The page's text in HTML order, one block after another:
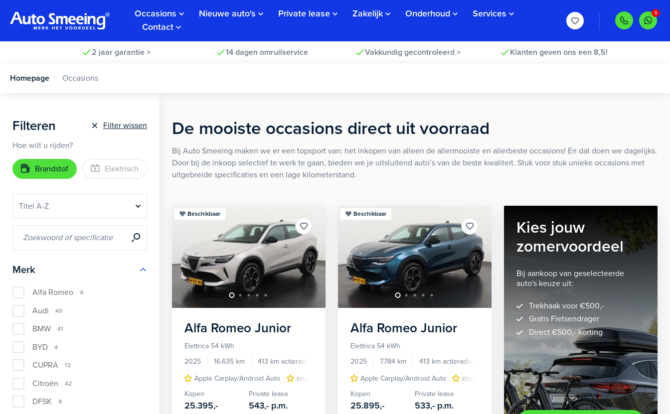
Occasions Nieuwe auto's Private lease Zakelijk Onderhoud
Services
Contact
2 jaar garantie > 14 dagen omruilservice Vakkundig gecontroleerd > Klanten geven ons een 8,5!
Homepage Occasions
Filteren
Filter wissen
Hoe wilt u rijden?
Brandstof Elektrisch
Merk
Alfa Romeo 4
Audi 45
BMW 41
BYD 4
CUPRA 12
Citroën 42
DFSK 9
De mooiste occasions direct uit voorraad
Bij Auto Smeeing maken we er een topsport van: het inkopen van alleen de allermooiste en allerbeste occasions! En dat doen we dagelijks.
Door bij de inkoop selectief te werk te gaan, bieden we je uitsluitend auto’s van de beste kwaliteit. Stuk voor stuk unieke occasions met
uitgebreide specificaties en een lage kilometerstand.
Beschikbaar
Alfa Romeo Junior
Elettrica 54 kWh
2025
16.635 km 413 km actieradius
Elektrisch
Apple Carplay/Android Auto
cruise control adaptief LED koplampen lichtmetalen velgen 5-spaaks 18"
volledig digitaal
Kopen
25.395,-
Private lease
543,- p.m.
Beschikbaar
Alfa Romeo Junior
Elettrica 54 kWh
2025
7.784 km 413 km actieradius
Elektrisch
Apple Carplay/Android Auto
cruise control adaptief LED koplampen
lichtmetalen
Kopen
25.895,-
Private lease
533,- p.m.
Kies jouw
zomervoordeel
Bij aankoop van geselecteerde
auto's keuze uit:
Trekhaak voor €500,-
Gratis Fietsendrager
Direct €500,- korting